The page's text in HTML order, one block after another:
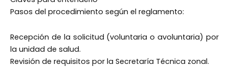
Pasos del procedimiento según el reglamento:
Recepción de la solicitud (voluntaria o avoluntaria) por
la unidad de salud.
Revisión de requisitos por la Secretaría Técnica zonal.